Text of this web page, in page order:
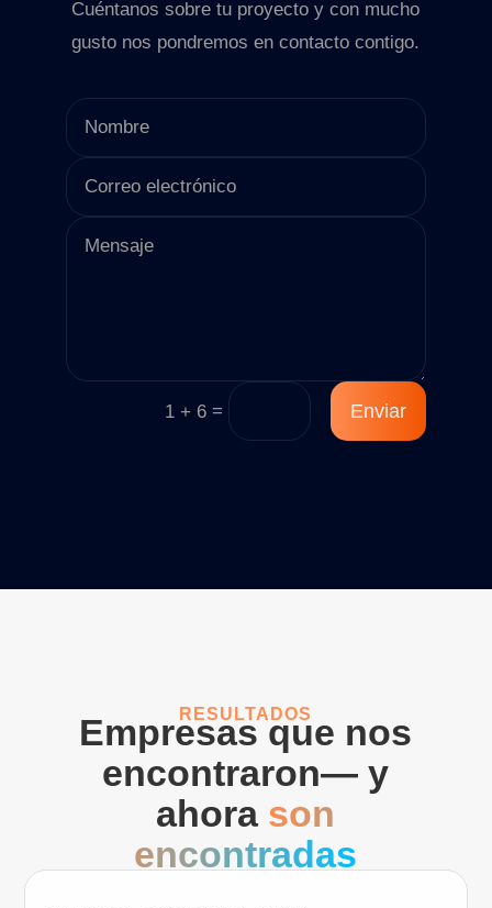
Cuéntanos sobre tu proyecto y con mucho
gusto nos pondremos en contacto contigo.
1 + 6 = Enviar
RESULTADOS
Empresas que nos
encontraron— y
ahora son
encontradas